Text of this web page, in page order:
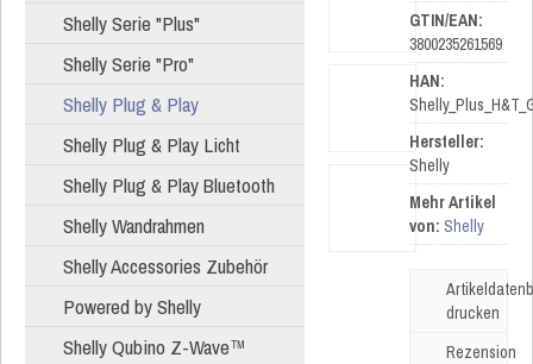
Shelly Serie "Plus"
Shelly Serie "Pro"
Shelly Plug & Play
Shelly Plug & Play Licht
Shelly Plug & Play Bluetooth
Shelly Wandrahmen
Shelly Accessories Zubehör
Powered by Shelly
Shelly Qubino Z-Wave™
GTIN/EAN:
3800235261569
HAN:
Hersteller:
Shelly
Mehr Artikel
von: Shelly
drucken
Rezension